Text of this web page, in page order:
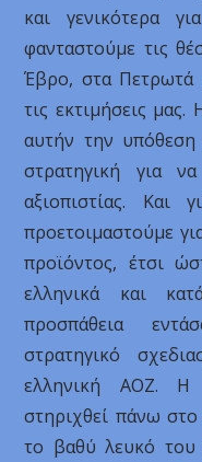
και γενικότερα
φανταστούμε τις
Έβρο, στα Πετρωτά
τις εκτιμήσεις
αυτήν την υπόθεση
στρατηγική για
αξιοπιστίας. Και
προετοιμαστούμε
προϊόντος, έτσι
ελληνικά και
προσπάθεια
στρατηγικό
ελληνική ΑΟΖ. Η
στηριχθεί πάνω
το βαθύ λευκό του